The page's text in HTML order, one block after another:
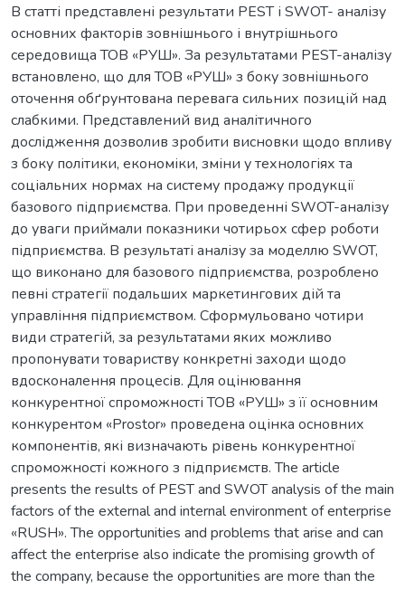
В статті представлені результати PEST і SWOT- аналізу
основних факторів зовнішнього і внутрішнього
середовища ТОВ «РУШ». За результатами PEST-аналізу
встановлено, що для ТОВ «РУШ» з боку зовнішнього
оточення обґрунтована перевага сильних позицій над
слабкими. Представлений вид аналітичного
дослідження дозволив зробити висновки щодо впливу
з боку політики, економіки, зміни у технологіях та
соціальних нормах на систему продажу продукції
базового підприємства. При проведенні SWOT-аналізу
до уваги приймали показники чотирьох сфер роботи
підприємства. В результаті аналізу за моделлю SWOT,
що виконано для базового підприємства, розроблено
певні стратегії подальших маркетингових дій та
управління підприємством. Сформульовано чотири
види стратегій, за результатами яких можливо
пропонувати товариству конкретні заходи щодо
вдосконалення процесів. Для оцінювання
конкурентної спроможності ТОВ «РУШ» з її основним
конкурентом «Prostor» проведена оцінка основних
компонентів, які визначають рівень конкурентної
спроможності кожного з підприємств. The article
presents the results of PEST and SWOT analysis of the main
factors of the external and internal environment of enterprise
«RUSH». The opportunities and problems that arise and can
affect the enterprise also indicate the promising growth of
the company, because the opportunities are more than the